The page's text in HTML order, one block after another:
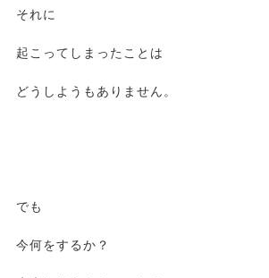
それに
起こってしまったことは
どうしようもありません。
でも
今何をするか？